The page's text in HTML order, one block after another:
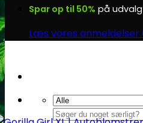
Spar op til 50% på
Læs vores anmeldelser
Søg